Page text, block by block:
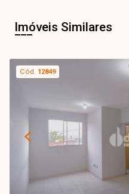
Imóveis Similares
Cód. 12849